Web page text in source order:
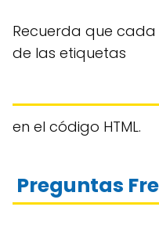
Recuerda que
de las etiquetas
en el código HTML.
Preguntas